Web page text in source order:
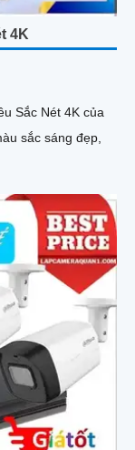
4K
Sắc Nét 4K của
sắc sáng đẹp,